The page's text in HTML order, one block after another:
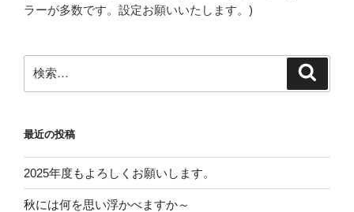
ラーが多数です。設定お願いいたします。)
索:
最近の投稿
2025年度もよろしくお願いします。
秋には何を思い浮かべますか～